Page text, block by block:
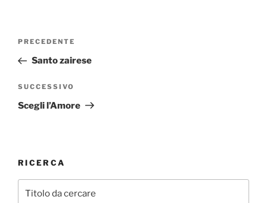
Navigazione
Articolo
precedente:
PRECEDENTE
Santo zairese
Articolo
successivo
SUCCESSIVO
Scegli l’Amore
RICERCA